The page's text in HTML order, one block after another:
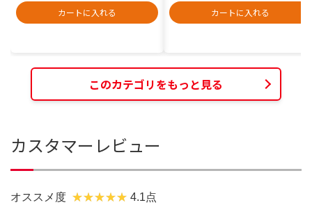
カートに入れる
カートに入れる
このカテゴリをもっと見る
カスタマーレビュー
オススメ度 4.1点